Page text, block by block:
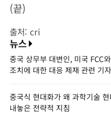
(끝)
출처: cri
뉴스
중국 상무부 대변인, 미국 FCC
조치에 대한 대응 제재 관련 기
중국식 현대화가 왜 과학기술
내놓은 전략적 지침